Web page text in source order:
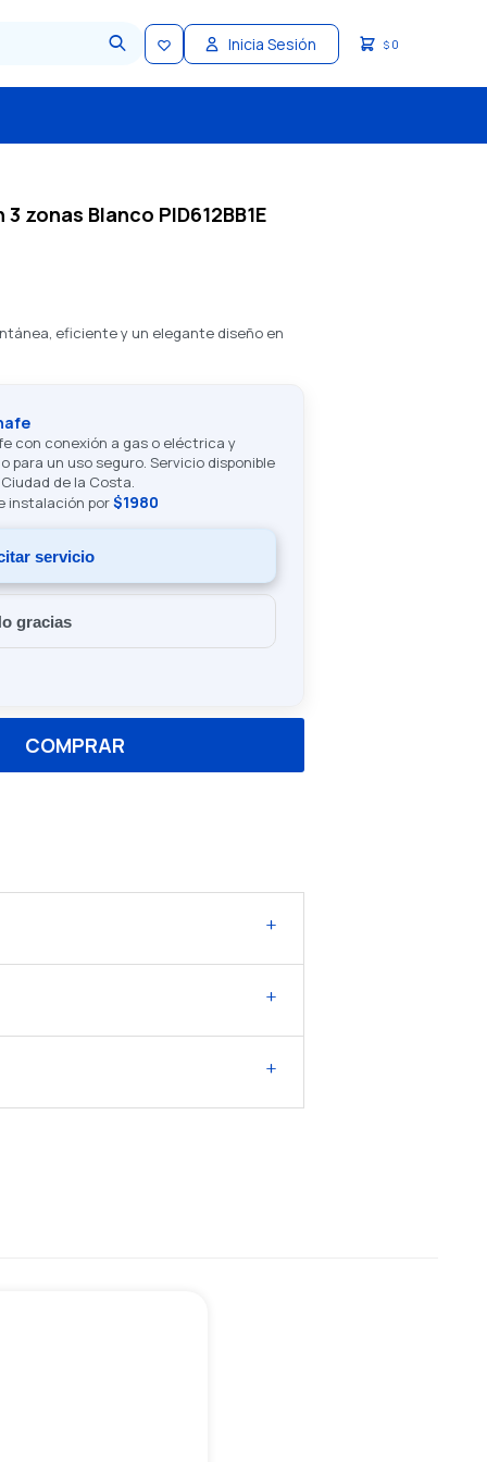
$ 0
zonas Blanco PID612BB1E
eficiente y un elegante diseño en
con conexión a gas o eléctrica y
para un uso seguro. Servicio disponible
de la Costa.
instalación por$1980
servicio
gracias
COMPRAR